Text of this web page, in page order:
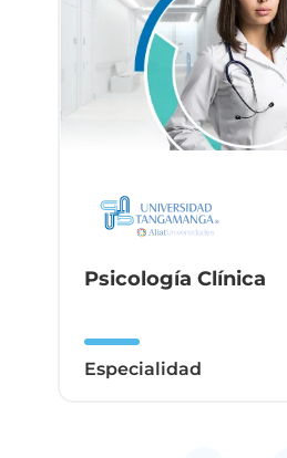
Psicología Clínica